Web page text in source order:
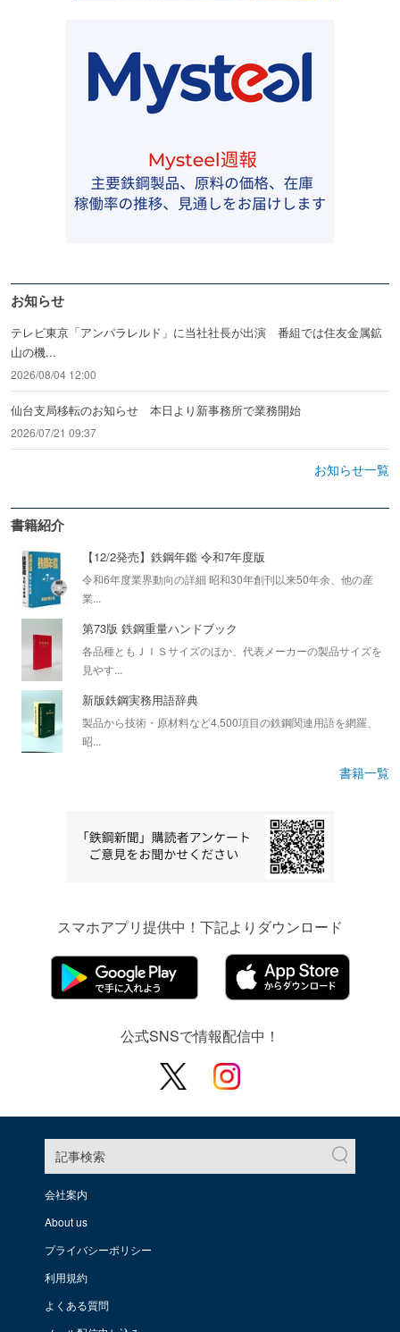
お知らせ
テレビ東京「アンパラレルド」に当社社長が出演 番組では住友金属鉱
山の機...
2026/08/04 12:00
仙台支局移転のお知らせ 本日より新事務所で業務開始
2026/07/21 09:37
お知らせ一覧
書籍紹介
【12/2発売】鉄鋼年鑑 令和7年度版
令和6年度業界動向の詳細 昭和30年創刊以来50年余、他の産
業...
第73版 鉄鋼重量ハンドブック
各品種ともＪＩＳサイズのほか、代表メーカーの製品サイズを
見やす...
新版鉄鋼実務用語辞典
製品から技術・原材料など4,500項目の鉄鋼関連用語を網羅、
昭...
書籍一覧
スマホアプリ提供中！下記よりダウンロード
公式SNSで情報配信中！
記事検索
会社案内
About us
プライバシーポリシー
利用規約
よくある質問